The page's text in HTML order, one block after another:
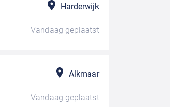
Harderwijk
Vandaag geplaatst
Alkmaar
Vandaag geplaatst